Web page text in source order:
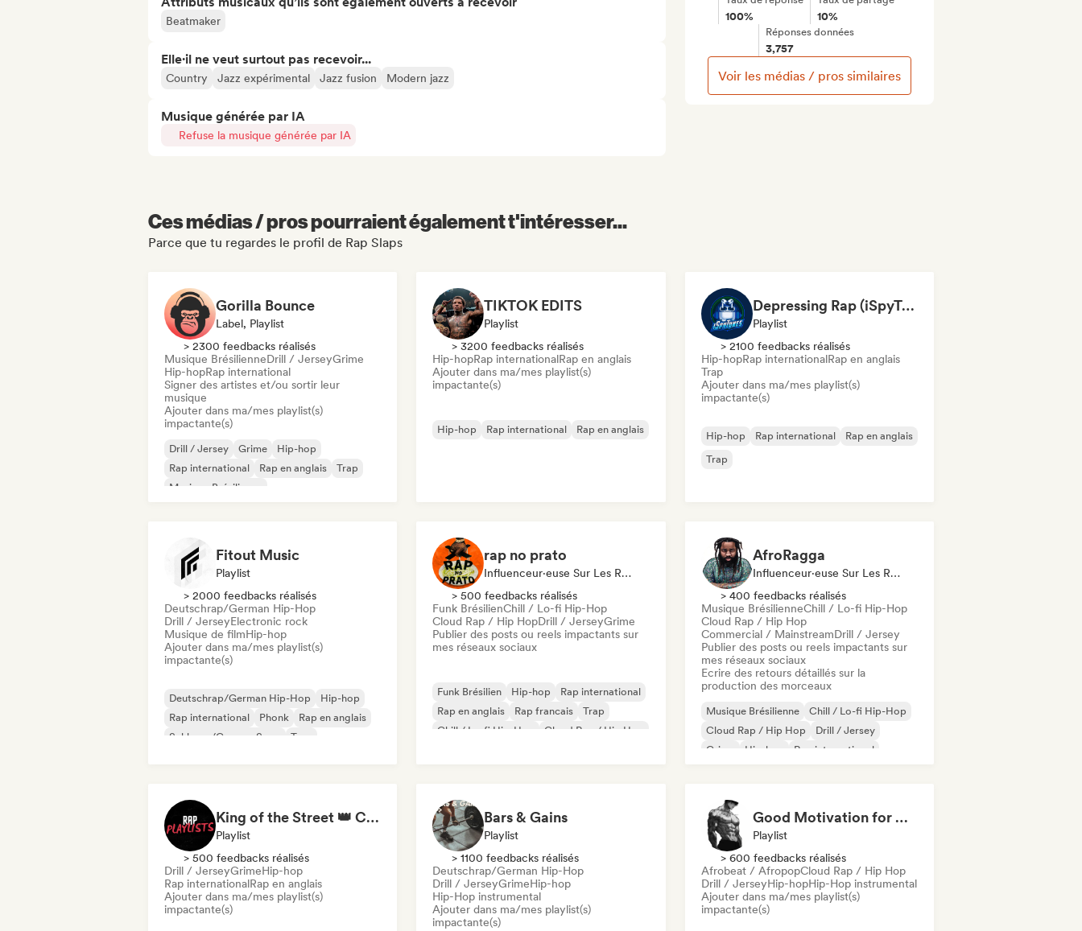
Beatmaker
Elle·il ne veut surtout pas recevoir...
Country Jazz expérimental Jazz fusion Modern jazz
Musique générée par IA
Refuse la musique générée par IA
100% 10%
Réponses données
3,757
Voir les médias / pros similaires
Ces médias / pros pourraient également t'intéresser...
Parce que tu regardes le profil de Rap Slaps
Gorilla Bounce
Label, Playlist
> 2300 feedbacks réalisés
Musique BrésilienneDrill / JerseyGrime
Hip-hopRap international
Signer des artistes et/ou sortir leur
musique
Ajouter dans ma/mes playlist(s)
impactante(s)
Drill / Jersey Grime
Hip-hop
Rap international
Rap en anglais
Trap
Musique Brésilienne
TIKTOK EDITS
Playlist
> 3200 feedbacks réalisés
Hip-hopRap internationalRap en anglais
Ajouter dans ma/mes playlist(s)
impactante(s)
Hip-hop Rap international Rap en anglais
Depressing Rap (iSpyTunes)
Playlist
> 2100 feedbacks réalisés
Hip-hopRap internationalRap en anglais
Trap
Ajouter dans ma/mes playlist(s)
impactante(s)
Hip-hop Rap international
Rap en anglais
Trap
Fitout Music
Playlist
> 2000 feedbacks réalisés
Deutschrap/German Hip-Hop
Drill / JerseyElectronic rock
Musique de filmHip-hop
Ajouter dans ma/mes playlist(s)
impactante(s)
Deutschrap/German Hip-Hop
Hip-hop
Rap international
Phonk
Rap en anglais
Schlager/German Song
Trap
rap no prato
Influenceur·euse Sur Les Réseaux Sociaux
> 500 feedbacks réalisés
Funk BrésilienChill / Lo-fi Hip-Hop
Cloud Rap / Hip HopDrill / JerseyGrime
Publier des posts ou reels impactants sur
mes réseaux sociaux
Funk Brésilien Hip-hop
Rap international
Rap en anglais
Rap francais
Trap
Chill / Lo-fi Hip-Hop
Cloud Rap / Hip Hop
AfroRagga
Influenceur·euse Sur Les Réseaux Sociaux, Spécialiste Son
> 400 feedbacks réalisés
Musique BrésilienneChill / Lo-fi Hip-Hop
Cloud Rap / Hip Hop
Commercial / MainstreamDrill / Jersey
Publier des posts ou reels impactants sur
mes réseaux sociaux
Ecrire des retours détaillés sur la
production des morceaux
Musique Brésilienne
Chill / Lo-fi Hip-Hop
Cloud Rap / Hip Hop
Drill / Jersey
Grime
Hip-hop
Rap international
King of the Street 👑 Car Playlist (by Rap Playlists)
Playlist
> 500 feedbacks réalisés
Drill / JerseyGrimeHip-hop
Rap internationalRap en anglais
Ajouter dans ma/mes playlist(s)
impactante(s)
Bars & Gains
Playlist
> 1100 feedbacks réalisés
Deutschrap/German Hip-Hop
Drill / JerseyGrimeHip-hop
Hip-Hop instrumental
Ajouter dans ma/mes playlist(s)
impactante(s)
Good Motivation for Gym Training Playlist 💪
Playlist
> 600 feedbacks réalisés
Afrobeat / AfropopCloud Rap / Hip Hop
Drill / JerseyHip-hopHip-Hop instrumental
Ajouter dans ma/mes playlist(s)
impactante(s)